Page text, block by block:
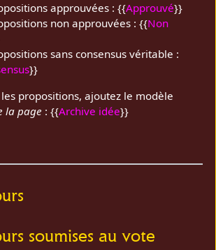
approuvées : {{Approuvé}}
non approuvées : {{Non
sans consensus véritable :
}}
propositions, ajoutez le modèle
la page : {{Archive idée}}
soumises au vote